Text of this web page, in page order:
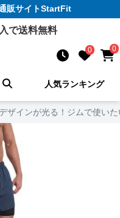
販サイトStartFit
で送料無料
0 0
人気ランキング
ザインが光る！ジムで使い